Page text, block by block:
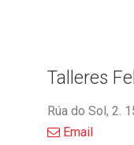
Talleres
Rúa do Sol, 2.
Email